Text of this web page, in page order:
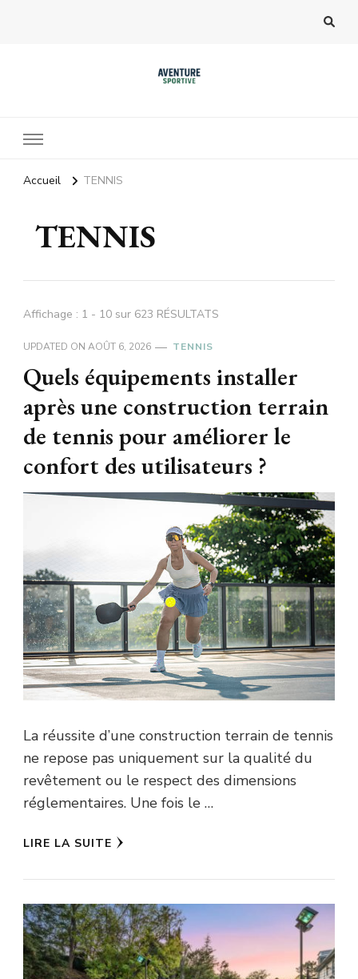
Accueil TENNIS
TENNIS
Affichage : 1 - 10 sur 623 RÉSULTATS
UPDATED ON AOÛT 6, 2026 TENNIS
Quels équipements installer
après une construction terrain
de tennis pour améliorer le
confort des utilisateurs ?
La réussite d’une construction terrain de tennis
ne repose pas uniquement sur la qualité du
revêtement ou le respect des dimensions
réglementaires. Une fois le …
LIRE LA SUITE